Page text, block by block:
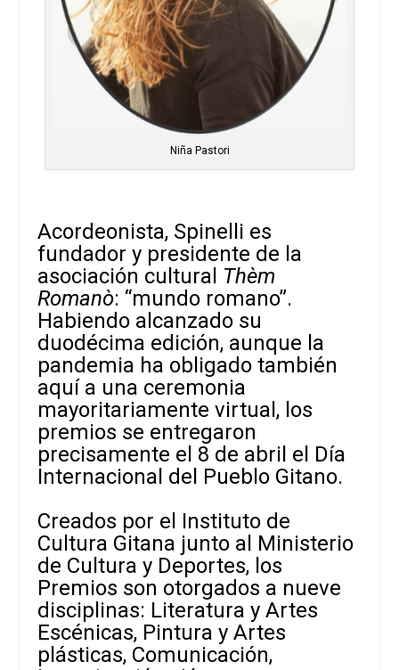
Niña Pastori
Acordeonista, Spinelli es
fundador y presidente de la
asociación cultural Thèm
Romanò: “mundo romano”.
Habiendo alcanzado su
duodécima edición, aunque la
pandemia ha obligado también
aquí a una ceremonia
mayoritariamente virtual, los
premios se entregaron
precisamente el 8 de abril el Día
Internacional del Pueblo Gitano.
Creados por el Instituto de
Cultura Gitana junto al Ministerio
de Cultura y Deportes, los
Premios son otorgados a nueve
disciplinas: Literatura y Artes
Escénicas, Pintura y Artes
plásticas, Comunicación,